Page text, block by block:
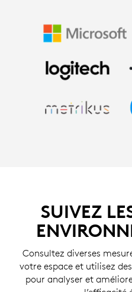
SUIVEZ
Consultez diverses
votre espace et utilisez
pour analyser et